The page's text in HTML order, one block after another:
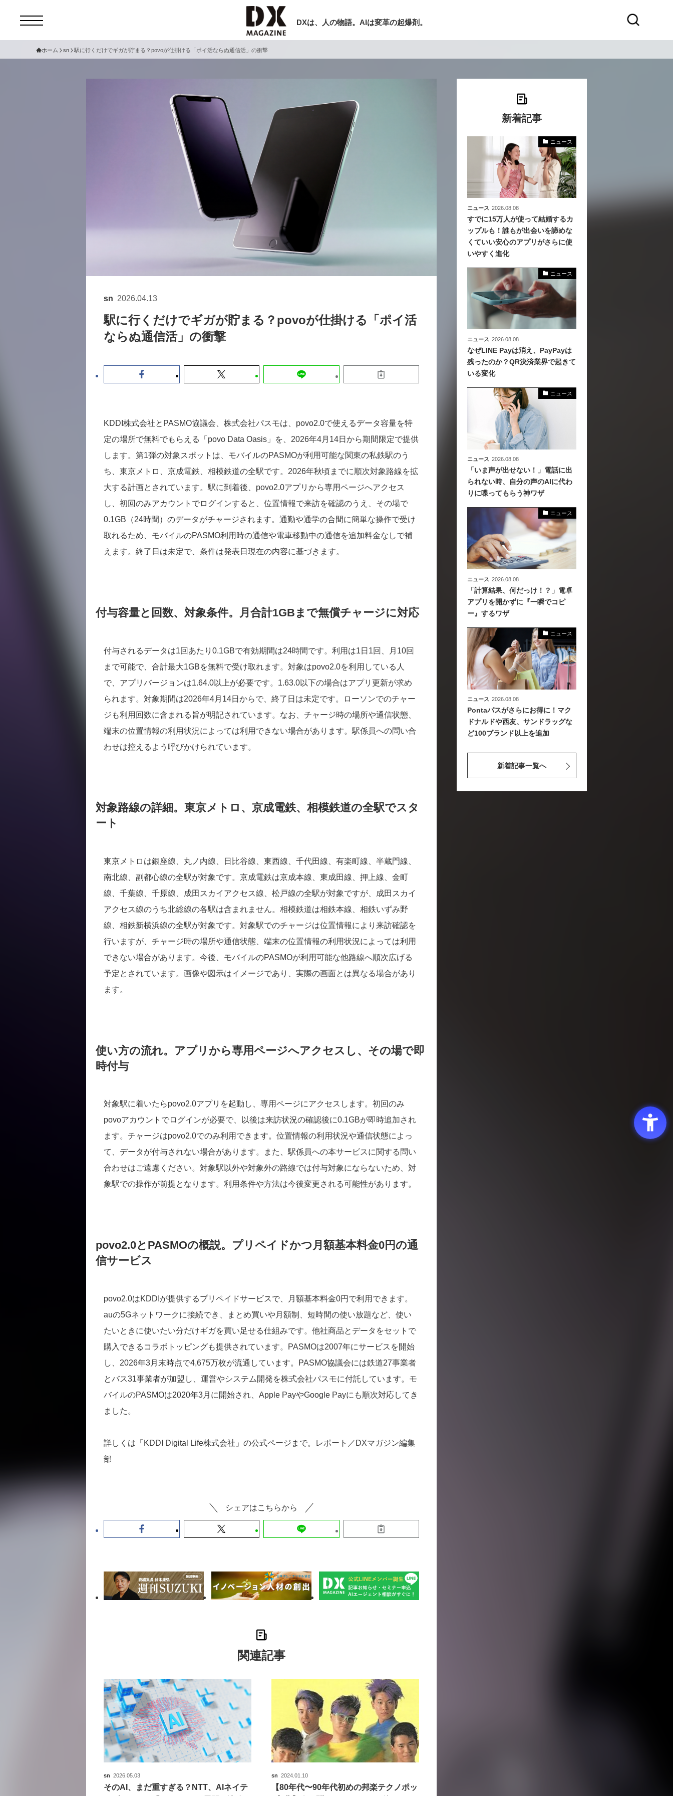
DXは、人の物語。AIは変革の起爆剤。
セミナー
サービスメニュー 日本オムニチャネル協会
トップページ
特集
動画
サイトマップ
お問い合わせ
個人情報保護法について
運営会社
現在開催予定のセミナー
セミナー
【8/12開催】「イノベーションを数値化
する」～投資される事業の基準と、終活
DX「SouSou」に学ぶ資金調達・巻き込
みのリアル～
2026-06-10
セミナー
【9/30開催】AIで何でもできる時代に、
ホーム sn 駅に行くだけでギガが貯まる？povoが仕掛ける「ポイ活ならぬ通信活」の衝撃
sn 2026.04.13
駅に行くだけでギガが貯まる？povoが仕掛ける「ポイ活
ならぬ通信活」の衝撃
KDDI株式会社とPASMO協議会、株式会社パスモは、povo2.0で使えるデータ容量を特
定の場所で無料でもらえる「povo Data Oasis」を、2026年4月14日から期間限定で提供
します。第1弾の対象スポットは、モバイルのPASMOが利用可能な関東の私鉄駅のう
ち、東京メトロ、京成電鉄、相模鉄道の全駅です。2026年秋頃までに順次対象路線を拡
大する計画とされています。駅に到着後、povo2.0アプリから専用ページへアクセス
し、初回のみアカウントでログインすると、位置情報で来訪を確認のうえ、その場で
0.1GB（24時間）のデータがチャージされます。通勤や通学の合間に簡単な操作で受け
取れるため、モバイルのPASMO利用時の通信や電車移動中の通信を追加料金なしで補
えます。終了日は未定で、条件は発表日現在の内容に基づきます。
付与容量と回数、対象条件。月合計1GBまで無償チャージに対応
付与されるデータは1回あたり0.1GBで有効期間は24時間です。利用は1日1回、月10回
まで可能で、合計最大1GBを無料で受け取れます。対象はpovo2.0を利用している人
で、アプリバージョンは1.64.0以上が必要です。1.63.0以下の場合はアプリ更新が求め
られます。対象期間は2026年4月14日からで、終了日は未定です。ローソンでのチャー
ジも利用回数に含まれる旨が明記されています。なお、チャージ時の場所や通信状態、
端末の位置情報の利用状況によっては利用できない場合があります。駅係員への問い合
わせは控えるよう呼びかけられています。
対象路線の詳細。東京メトロ、京成電鉄、相模鉄道の全駅でスタ
ート
東京メトロは銀座線、丸ノ内線、日比谷線、東西線、千代田線、有楽町線、半蔵門線、
南北線、副都心線の全駅が対象です。京成電鉄は京成本線、東成田線、押上線、金町
線、千葉線、千原線、成田スカイアクセス線、松戸線の全駅が対象ですが、成田スカイ
アクセス線のうち北総線の各駅は含まれません。相模鉄道は相鉄本線、相鉄いずみ野
線、相鉄新横浜線の全駅が対象です。対象駅でのチャージは位置情報により来訪確認を
行いますが、チャージ時の場所や通信状態、端末の位置情報の利用状況によっては利用
できない場合があります。今後、モバイルのPASMOが利用可能な他路線へ順次広げる
予定とされています。画像や図示はイメージであり、実際の画面とは異なる場合があり
ます。
使い方の流れ。アプリから専用ページへアクセスし、その場で即
時付与
対象駅に着いたらpovo2.0アプリを起動し、専用ページにアクセスします。初回のみ
povoアカウントでログインが必要で、以後は来訪状況の確認後に0.1GBが即時追加され
ます。チャージはpovo2.0でのみ利用できます。位置情報の利用状況や通信状態によっ
て、データが付与されない場合があります。また、駅係員への本サービスに関する問い
合わせはご遠慮ください。対象駅以外や対象外の路線では付与対象にならないため、対
象駅での操作が前提となります。利用条件や方法は今後変更される可能性があります。
povo2.0とPASMOの概説。プリペイドかつ月額基本料金0円の通
信サービス
povo2.0はKDDIが提供するプリペイドサービスで、月額基本料金0円で利用できます。
auの5Gネットワークに接続でき、まとめ買いや月額制、短時間の使い放題など、使い
たいときに使いたい分だけギガを買い足せる仕組みです。他社商品とデータをセットで
購入できるコラボトッピングも提供されています。PASMOは2007年にサービスを開始
し、2026年3月末時点で4,675万枚が流通しています。PASMO協議会には鉄道27事業者
とバス31事業者が加盟し、運営やシステム開発を株式会社パスモに付託しています。モ
バイルのPASMOは2020年3月に開始され、Apple PayやGoogle Payにも順次対応してき
ました。
詳しくは「KDDI Digital Life株式会社」の公式ページまで。レポート／DXマガジン編集
部
シェアはこちらから
関連記事
sn 2026.05.03
そのAI、まだ重すぎる？NTT、AIネイテ
sn 2024.01.10
【80年代〜90年代初めの邦楽テクノポッ
新着記事
ニュース
ニュース 2026.08.08
すでに15万人が使って結婚するカ
ップルも！誰もが出会いを諦めな
くていい安心のアプリがさらに使
いやすく進化
ニュース
ニュース 2026.08.08
なぜLINE Payは消え、PayPayは
残ったのか？QR決済業界で起きて
いる変化
ニュース
ニュース 2026.08.08
「いま声が出せない！」電話に出
られない時、自分の声のAIに代わ
りに喋ってもらう神ワザ
ニュース
ニュース 2026.08.08
「計算結果、何だっけ！？」電卓
アプリを開かずに『一瞬でコピ
ー』するワザ
ニュース
ニュース 2026.08.08
Pontaパスがさらにお得に！マク
ドナルドや西友、サンドラッグな
ど100ブランド以上を追加
新着記事一覧へ